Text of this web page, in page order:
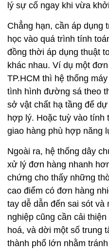
TP.HCM thì hệ thống
tình hình đường sá theo
sở vật chất hạ tầng để
hợp lý. Hoặc tuỳ vào tính
giao hàng phù hợp năng
Ngoài ra, hệ thống dây
xử lý đơn hàng nhanh
chứng cho thấy những
cao điểm có đơn hàng
tay dễ dẫn đến sai sót và
hoá, và dời một số trung
thành phố lớn nhằm
đại dịch Covid-19 vừa
Thêm vào đó, cần có hệ
thông tin tới cơ quan đầu
ngờ ở một địa phương
hành phải ngay lập tức